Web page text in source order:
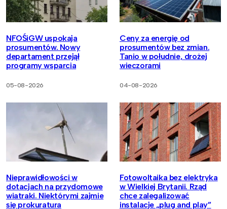
NFOŚiGW uspokaja
prosumentów. Nowy
departament przejął
programy wsparcia
05-08-2026
Ceny za energię od
prosumentów bez zmian.
Tanio w południe, drożej
wieczorami
04-08-2026
Nieprawidłowości w
dotacjach na przydomowe
wiatraki. Niektórymi zajmie
się prokuratura
Fotowoltaika bez elektryka
w Wielkiej Brytanii. Rząd
chce zalegalizować
instalacje „plug and play”